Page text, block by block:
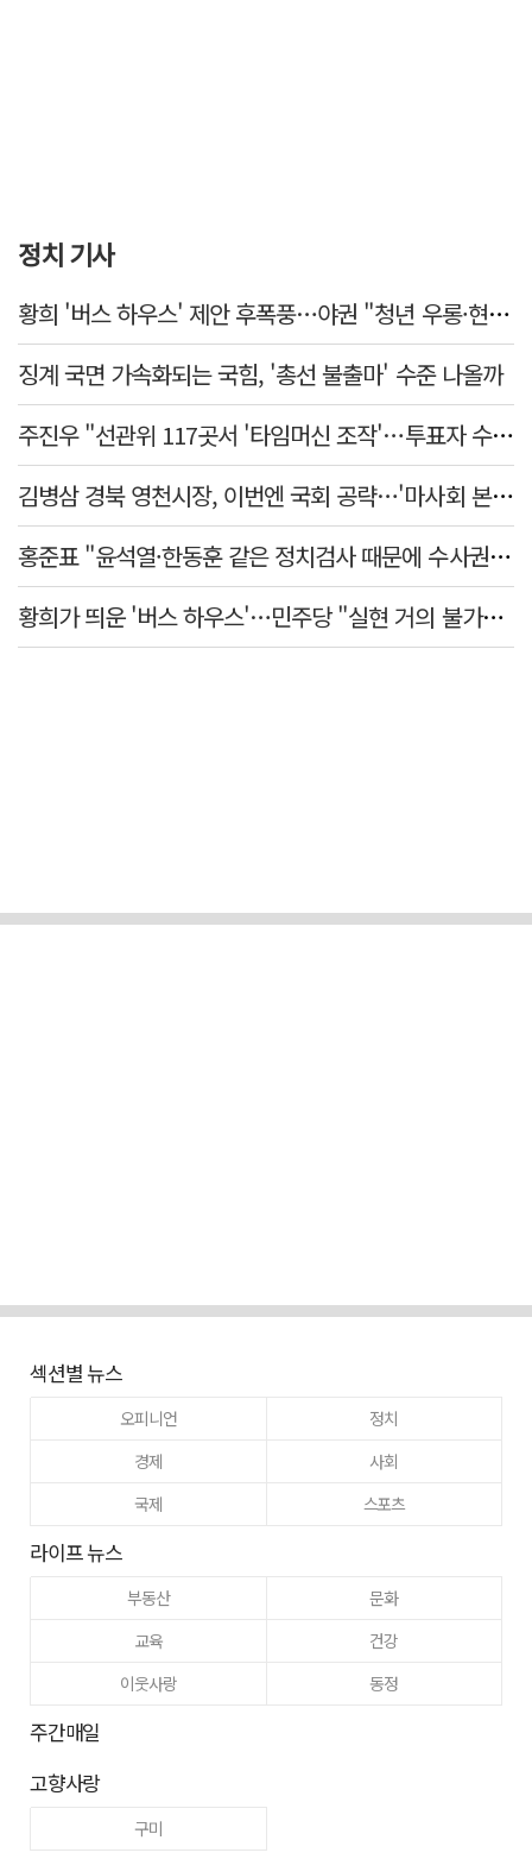
정치 기사
황희 '버스 하우스' 제안 후폭풍…야권 "청년 우롱·현실 괴리" 총공세
징계 국면 가속화되는 국힘, '총선 불출마' 수준 나올까
주진우 "선관위 117곳서 '타임머신 조작'…투표자 수 미리 입력"
김병삼 경북 영천시장, 이번엔 국회 공략…'마사회 본사 이전·광역교통망 확충' 요청
홍준표 "윤석열·한동훈 같은 정치검사 때문에 수사권마저 탈취 당해"
황희가 띄운 '버스 하우스'…민주당 "실현 거의 불가능, 해프닝으로 봐달라"
섹션별 뉴스
오피니언
정치
경제
사회
국제
스포츠
라이프 뉴스
부동산
문화
교육
건강
이웃사랑
동정
주간매일
고향사랑
구미